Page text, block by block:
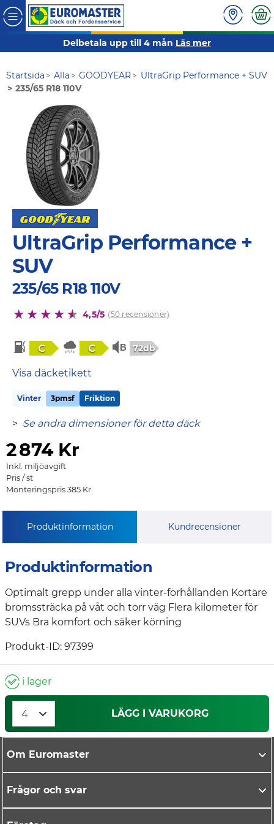
Delbetala upp till 4 mån Läs mer
Startsida Alla GOODYEAR
UltraGrip Performance + SUV
235/65 R18 110V
UltraGrip Performance +
SUV
235/65 R18 110V
4,5/5 (50 recensioner)
C C 72db
Visa däcketikett
Vinter 3pmsf Friktion
> Se andra dimensioner för detta däck
2874 Kr
Inkl. miljöavgift
Pris / st
Monteringspris 385 Kr
Produktinformation Kundrecensioner
Produktinformation
Optimalt grepp under alla vinter-förhållanden Kortare
bromssträcka på våt och torr väg Flera kilometer för
SUVs Bra komfort och säker körning
Produkt-ID: 97399
i lager
LÄGG I VARUKORG
Om Euromaster
Frågor och svar